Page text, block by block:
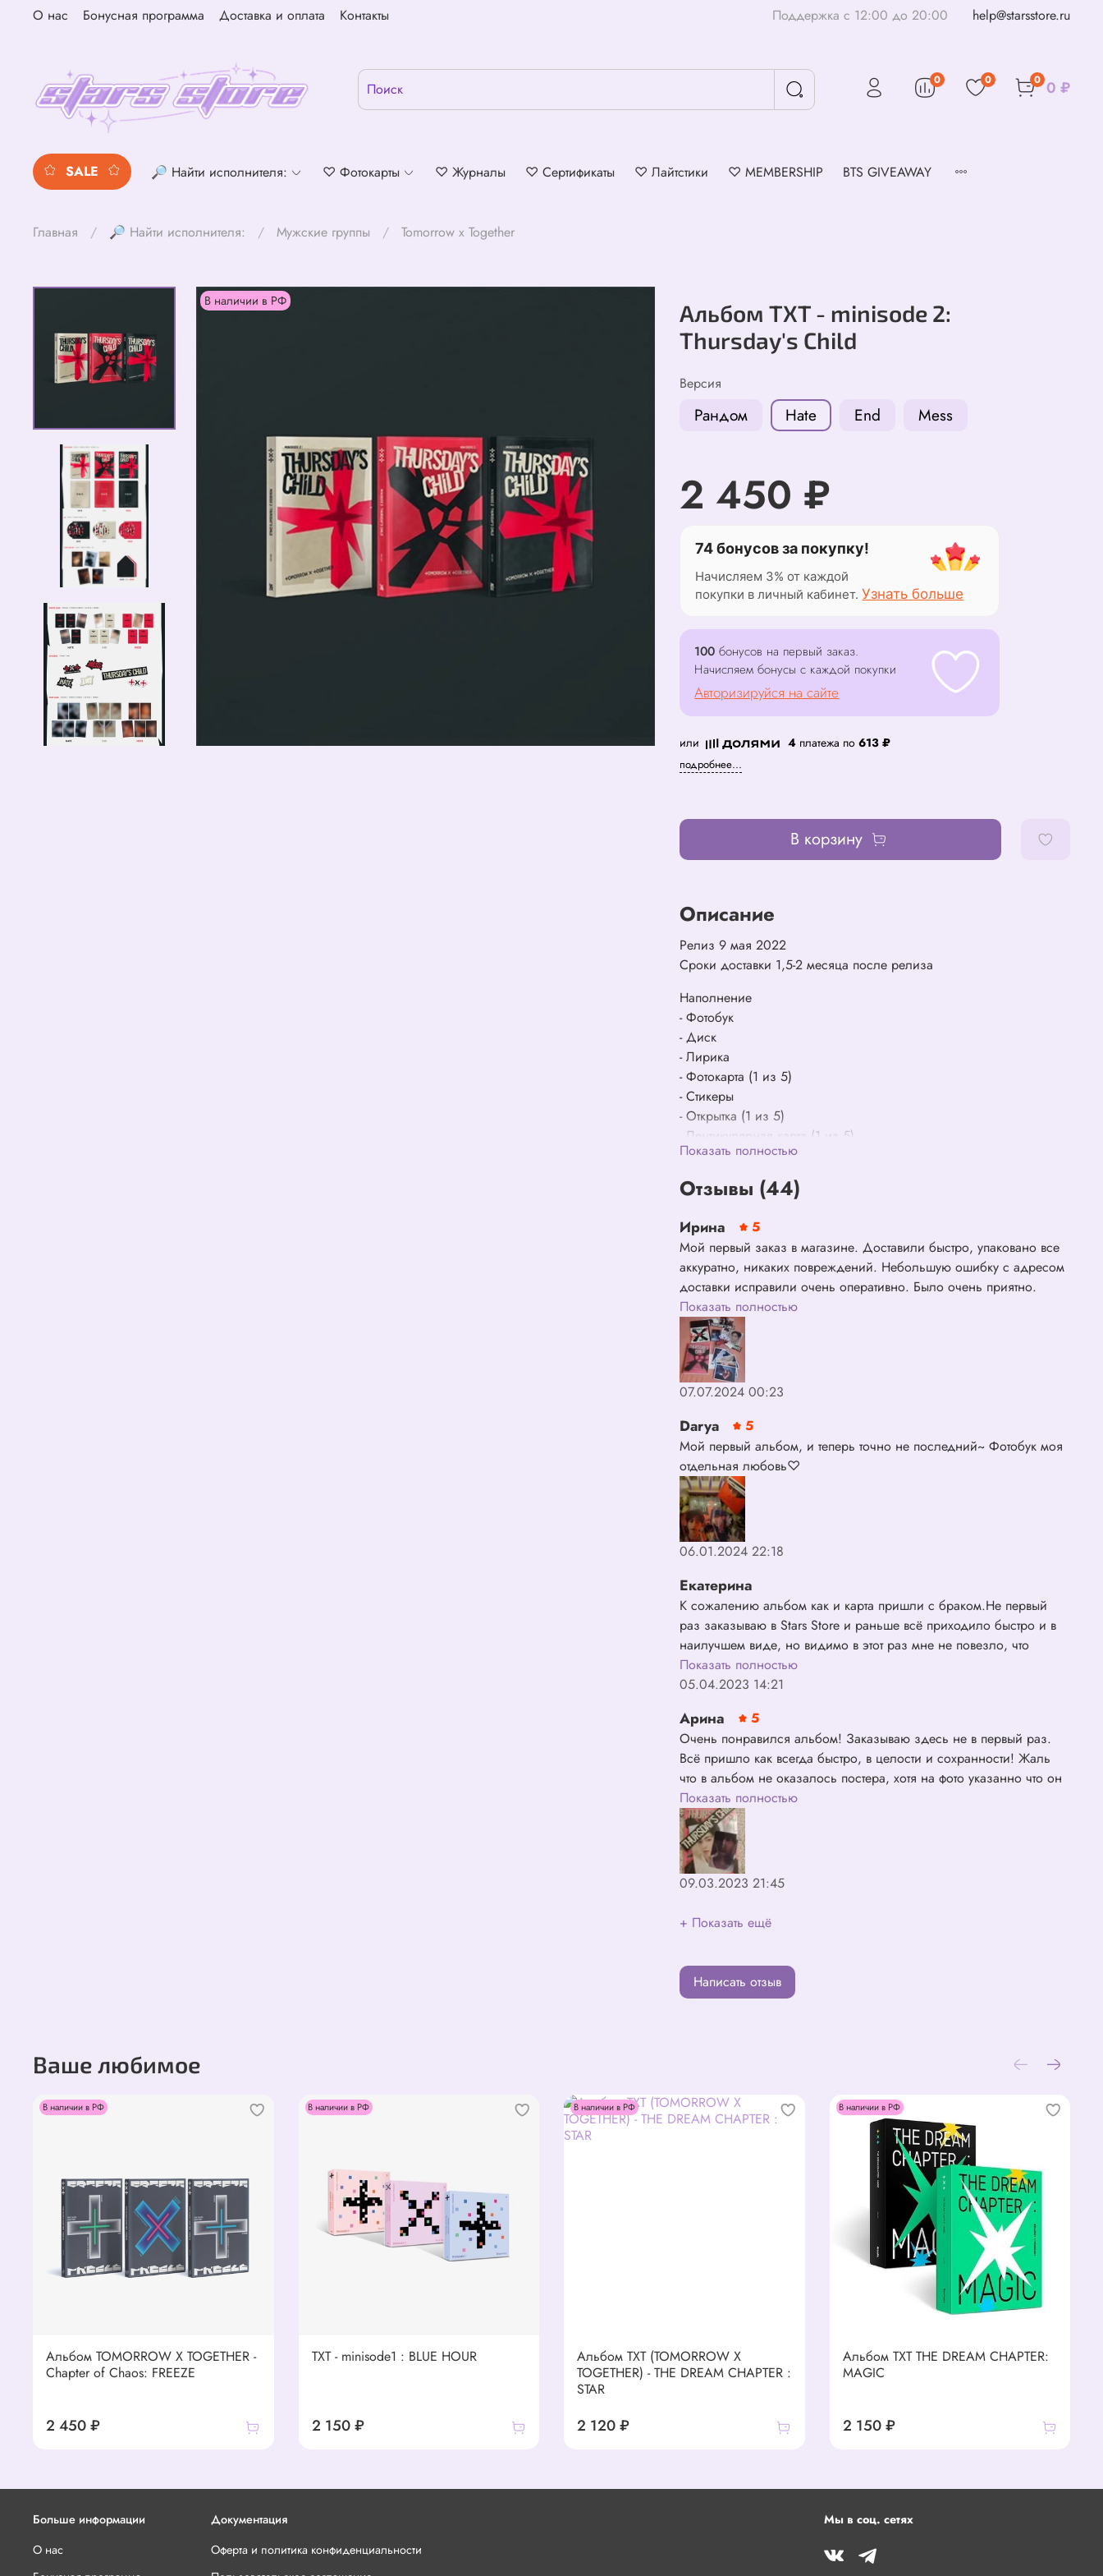
О нас Бонусная программа Доставка и оплата Контакты Поддержка с 12:00 до 20:00 help@starsstore.ru
0 0 0 0 ₽
SALE 🔎 Найти исполнителя: ♡ Фотокарты ♡ Журналы ♡ Сертификаты ♡ Лайтстики ♡ MEMBERSHIP BTS GIVEAWAY
Главная 🔎 Найти исполнителя: Мужские группы Tomorrow x Together
В наличии в РФ
Альбом TXT - minisode 2:
Thursday's Child
Версия
Рандом Hate End Mess
2 450 ₽
74 бонусов за покупку!
Начисляем 3% от каждой
покупки в личный кабинет.Узнать больше
100 бонусов на первый заказ.
Начисляем бонусы с каждой покупки
Авторизируйся на сайте
или 4 платежа по613 ₽
подробнее...
В корзину
Описание
Релиз 9 мая 2022
Сроки доставки 1,5-2 месяца после релиза
Наполнение
- Фотобук
- Диск
- Лирика
- Фотокарта (1 из 5)
- Стикеры
- Открытка (1 из 5)
- Лентикулярная карта (1 из 5)
- Игрушка
Показать полностью
Отзывы (44)
Ирина
5
Мой первый заказ в магазине. Доставили быстро, упаковано все
аккуратно, никаких повреждений. Небольшую ошибку с адресом
доставки исправили очень оперативно. Было очень приятно.
Большое спасибо! От альбома была в полном восторге!
Показать полностью
07.07.2024 00:23
Darya
5
Мой первый альбом, и теперь точно не последний~ Фотобук моя
отдельная любовь♡
06.01.2024 22:18
Екатерина
К сожалению альбом как и карта пришли с браком.Не первый
раз заказываю в Stars Store и раньше всё приходило быстро и в
наилучшем виде, но видимо в этот раз мне не повезло, что
обидно так как заказывала альбом в месте с ещё одним и с ним
всё в порядке.
Показать полностью
05.04.2023 14:21
Арина
5
Очень понравился альбом! Заказываю здесь не в первый раз.
Всё пришло как всегда быстро, в целости и сохранности! Жаль
что в альбом не оказалось постера, хотя на фото указанно что он
есть в наполнении ((( Но магазин не виноват, так что любимому
стар сто рублей 5 звезд
Показать полностью
09.03.2023 21:45
+ Показать ещё
Написать отзыв
Ваше любимое
В наличии в РФ
Альбом TOMORROW X TOGETHER -
Chapter of Chaos: FREEZE
2 450 ₽
В наличии в РФ
TXT - minisode1 : BLUE HOUR
2 150 ₽
В наличии в РФ
Альбом TXT (TOMORROW X
TOGETHER) - THE DREAM CHAPTER :
STAR
2 120 ₽
В наличии в РФ
Альбом TXT THE DREAM CHAPTER:
MAGIC
2 150 ₽
Больше информации
О нас
Документация
Оферта и политика конфиденциальности
Мы в соц. сетях